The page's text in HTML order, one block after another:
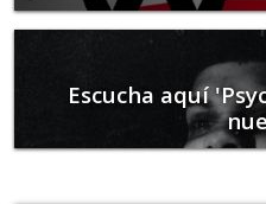
Escucha aquí